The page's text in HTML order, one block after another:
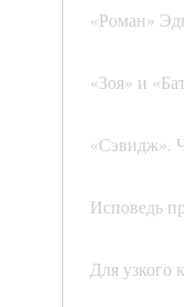
«Роман»
«Зоя» и
«Сэвидж».
Исповедь
Для узкого